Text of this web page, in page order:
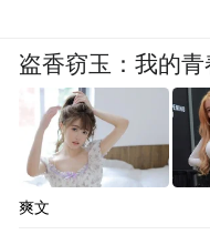
盗香窃玉：我的
爽文